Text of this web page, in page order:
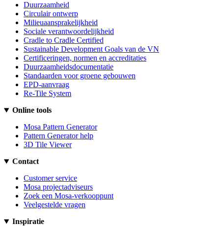
Duurzaamheid
Circulair ontwerp
Milieuaansprakelijkheid
Sociale verantwoordelijkheid
Cradle to Cradle Certified
Sustainable Development Goals van de VN
Certificeringen, normen en accreditaties
Duurzaamheidsdocumentatie
Standaarden voor groene gebouwen
EPD-aanvraag
Re-Tile System
Online tools
Mosa Pattern Generator
Pattern Generator help
3D Tile Viewer
Contact
Customer service
Mosa projectadviseurs
Zoek een Mosa-verkooppunt
Veelgestelde vragen
Inspiratie